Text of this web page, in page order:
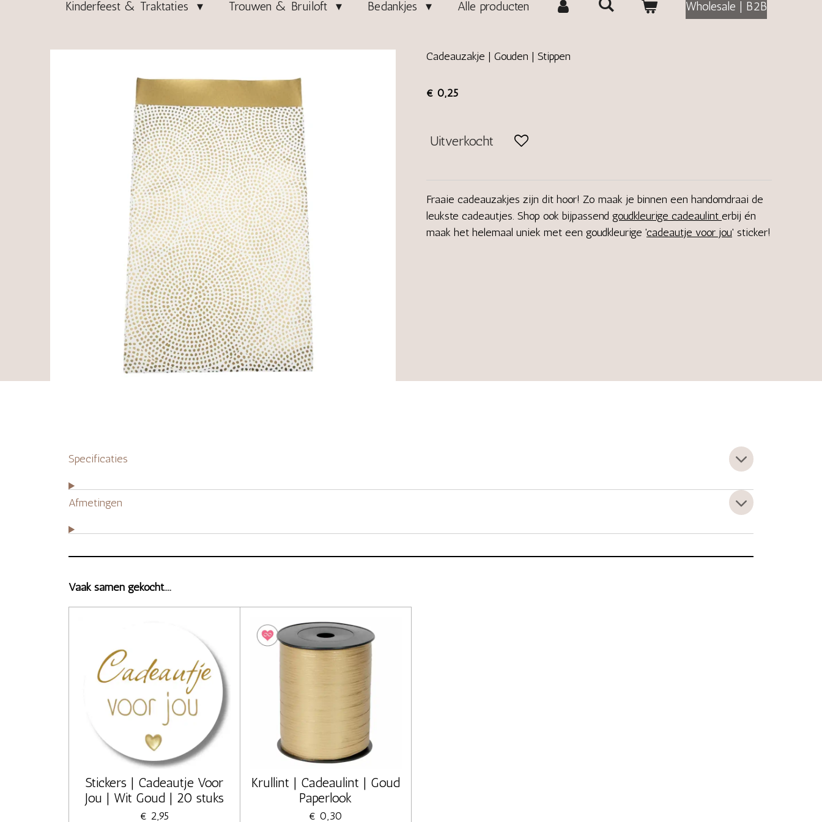
Kinderfeest & Traktaties Trouwen & Bruiloft Bedankjes Alle producten Wholesale | B2B
Cadeauzakje | Gouden | Stippen
€ 0,25
Uitverkocht
Fraaie cadeauzakjes zijn dit hoor! Zo maak je binnen een handomdraai de
leukste cadeautjes. Shop ook bijpassend goudkleurige cadeaulint erbij én
maak het helemaal uniek met een goudkleurige 'cadeautje voor jou' sticker!
Specificaties
Afmetingen
Vaak samen gekocht....
Stickers | Cadeautje Voor
Jou | Wit Goud | 20 stuks
€ 2,95
Krullint | Cadeaulint | Goud
Paperlook
€ 0,30